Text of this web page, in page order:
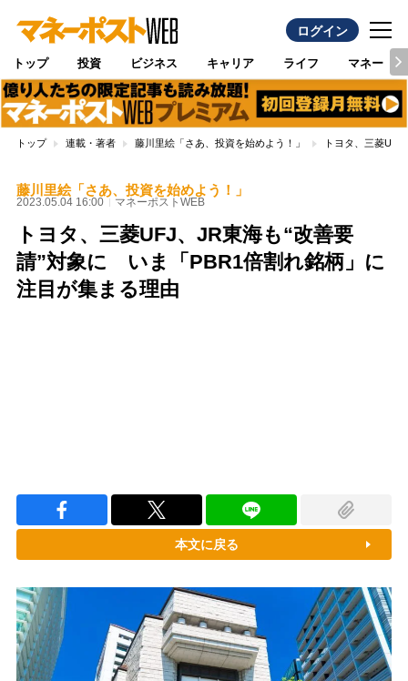
ログイン
トップ 投資 ビジネス キャリア ライフ マネー
トップ 連載・著者 藤川里絵「さあ、投資を始めよう！」 トヨタ、三菱
藤川里絵「さあ、投資を始めよう！」
2023.05.04 16:00 マネーポストWEB
トヨタ、三菱UFJ、JR東海も“改善要
請”対象に いま「PBR1倍割れ銘柄」に
注目が集まる理由
本文に戻る